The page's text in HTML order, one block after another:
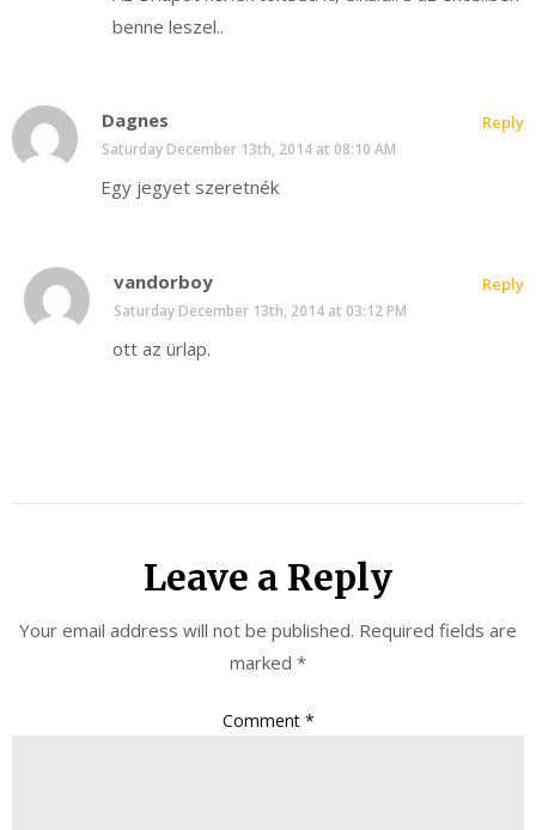
benne leszel..
Dagnes
Saturday December 13th, 2014 at 08:10 AM
Egy jegyet szeretnék
Reply
vandorboy
Saturday December 13th, 2014 at 03:12 PM
ott az ürlap.
Reply
Leave a Reply
Your email address will not be published. Required fields are
marked *
Comment *